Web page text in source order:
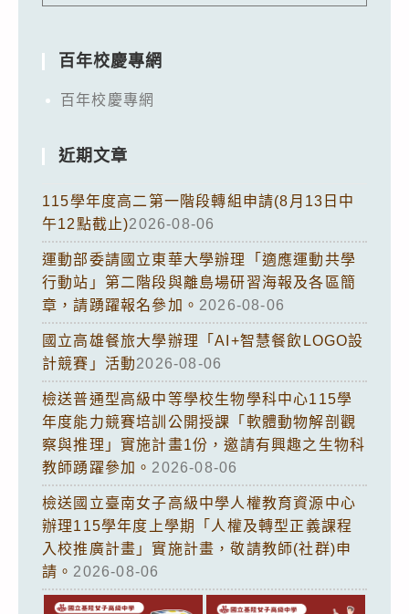
百年校慶專網
百年校慶專網
近期文章
115學年度高二第一階段轉組申請(8月13日中
午12點截止)2026-08-06
運動部委請國立東華大學辦理「適應運動共學
行動站」第二階段與離島場研習海報及各區簡
章，請踴躍報名參加。 2026-08-06
國立高雄餐旅大學辦理「AI+智慧餐飲LOGO設
計競賽」活動2026-08-06
檢送普通型高級中等學校生物學科中心115學
年度能力競賽培訓公開授課「軟體動物解剖觀
察與推理」實施計畫1份，邀請有興趣之生物科
教師踴躍參加。 2026-08-06
檢送國立臺南女子高級中學人權教育資源中心
辦理115學年度上學期「人權及轉型正義課程
入校推廣計畫」實施計畫，敬請教師(社群)申
請。 2026-08-06